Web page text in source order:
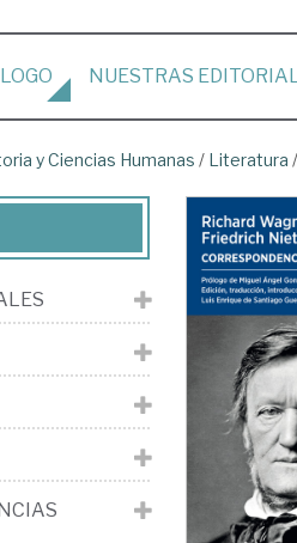
NUESTRAS
y Ciencias Humanas / Literatura /